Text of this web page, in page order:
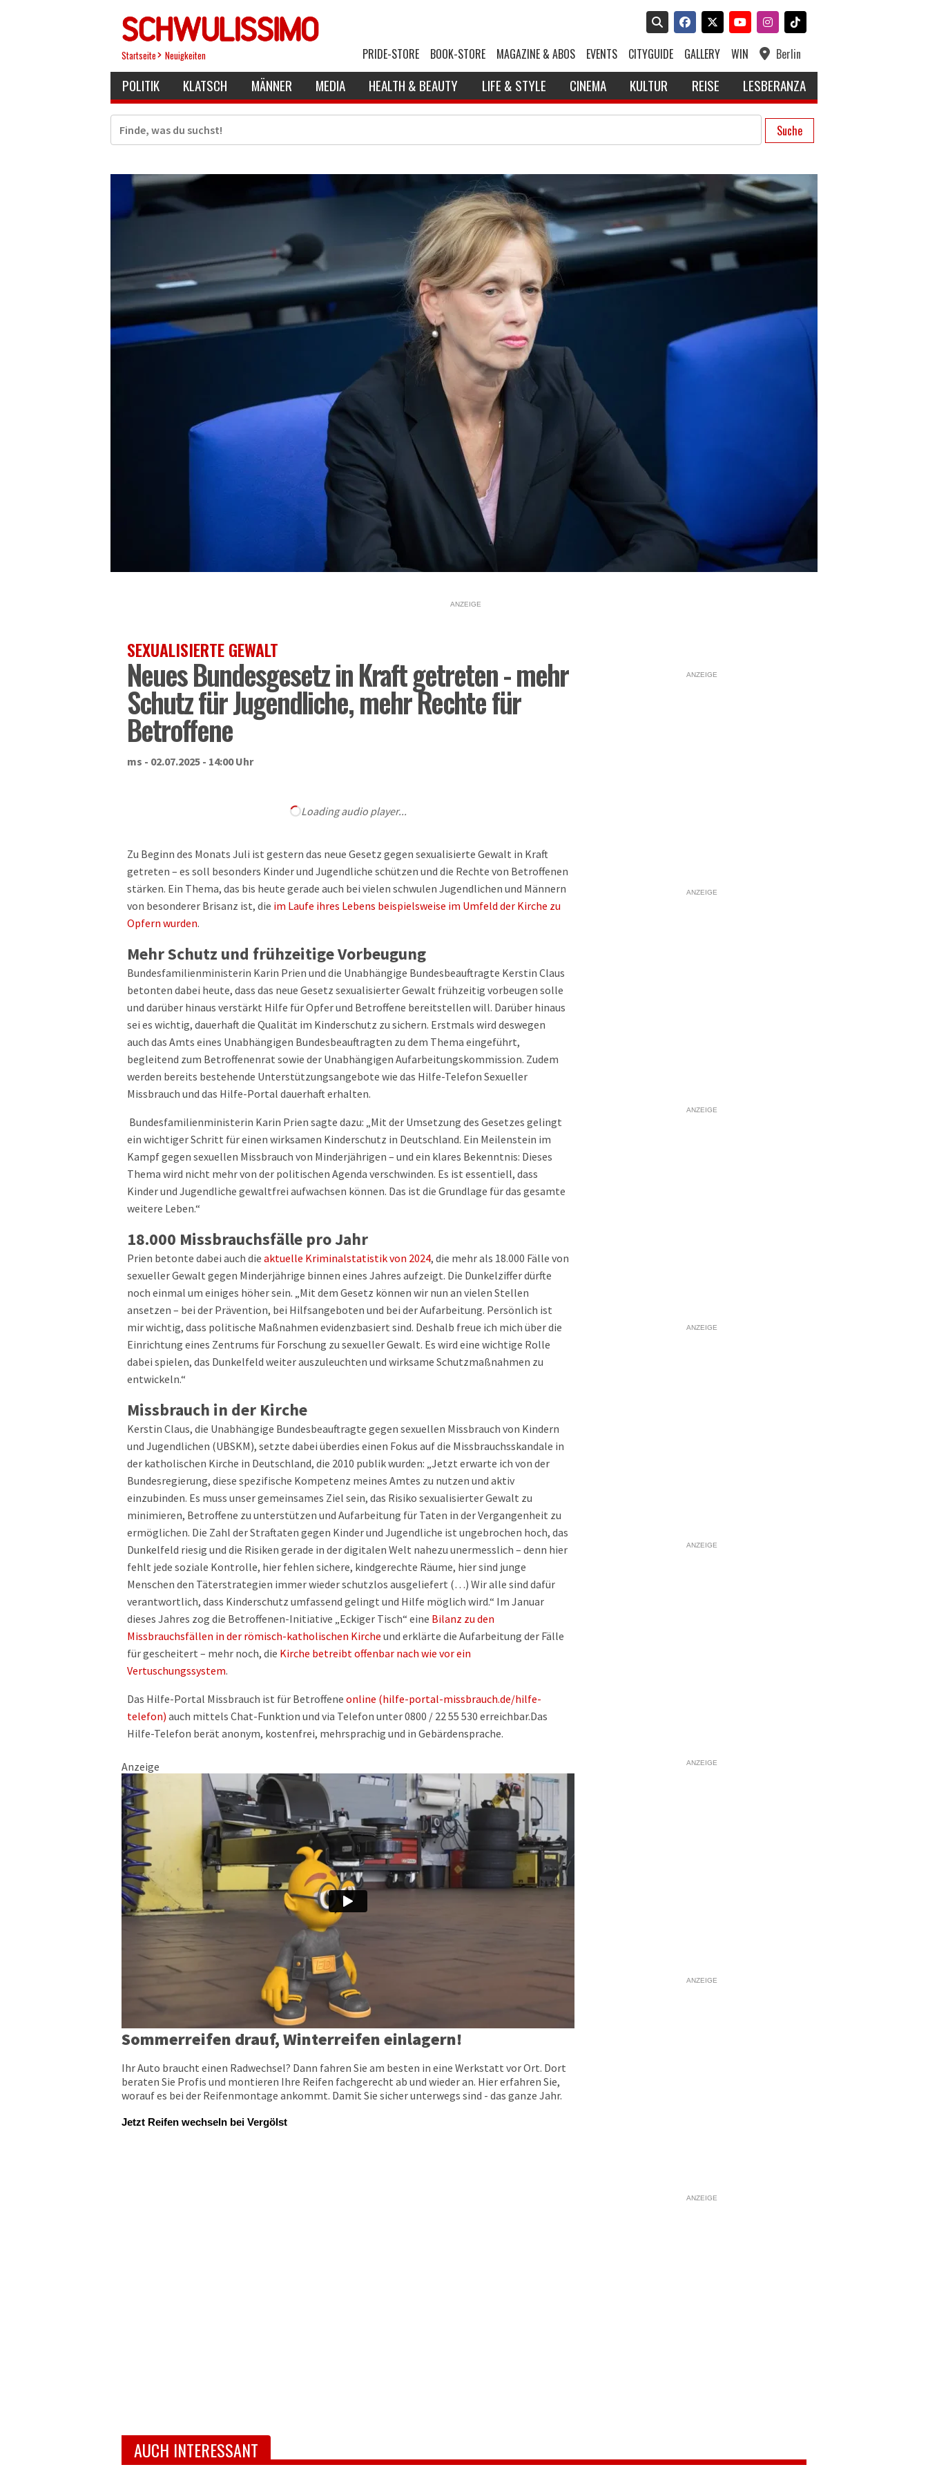
Startseite Neuigkeiten PRIDE-STORE BOOK-STORE MAGAZINE & ABOS EVENTS CITYGUIDE GALLERY WIN Berlin
POLITIK KLATSCH MÄNNER MEDIA HEALTH & BEAUTY LIFE & STYLE CINEMA KULTUR REISE LESBERANZA
Suche
ANZEIGE
SEXUALISIERTE GEWALT
Neues Bundesgesetz in Kraft getreten - mehr
Schutz für Jugendliche, mehr Rechte für
Betroffene
ms - 02.07.2025 - 14:00 Uhr
Loading audio player...
Zu Beginn des Monats Juli ist gestern das neue Gesetz gegen sexualisierte Gewalt in Kraft
getreten – es soll besonders Kinder und Jugendliche schützen und die Rechte von Betroffenen
stärken. Ein Thema, das bis heute gerade auch bei vielen schwulen Jugendlichen und Männern
von besonderer Brisanz ist, die im Laufe ihres Lebens beispielsweise im Umfeld der Kirche zu
Opfern wurden.
Mehr Schutz und frühzeitige Vorbeugung
Bundesfamilienministerin Karin Prien und die Unabhängige Bundesbeauftragte Kerstin Claus
betonten dabei heute, dass das neue Gesetz sexualisierter Gewalt frühzeitig vorbeugen solle
und darüber hinaus verstärkt Hilfe für Opfer und Betroffene bereitstellen will. Darüber hinaus
sei es wichtig, dauerhaft die Qualität im Kinderschutz zu sichern. Erstmals wird deswegen
auch das Amts eines Unabhängigen Bundesbeauftragten zu dem Thema eingeführt,
begleitend zum Betroffenenrat sowie der Unabhängigen Aufarbeitungskommission. Zudem
werden bereits bestehende Unterstützungsangebote wie das Hilfe-Telefon Sexueller
Missbrauch und das Hilfe-Portal dauerhaft erhalten.
Bundesfamilienministerin Karin Prien sagte dazu: „Mit der Umsetzung des Gesetzes gelingt
ein wichtiger Schritt für einen wirksamen Kinderschutz in Deutschland. Ein Meilenstein im
Kampf gegen sexuellen Missbrauch von Minderjährigen – und ein klares Bekenntnis: Dieses
Thema wird nicht mehr von der politischen Agenda verschwinden. Es ist essentiell, dass
Kinder und Jugendliche gewaltfrei aufwachsen können. Das ist die Grundlage für das gesamte
weitere Leben.“
18.000 Missbrauchsfälle pro Jahr
Prien betonte dabei auch die aktuelle Kriminalstatistik von 2024, die mehr als 18.000 Fälle von
sexueller Gewalt gegen Minderjährige binnen eines Jahres aufzeigt. Die Dunkelziffer dürfte
noch einmal um einiges höher sein. „Mit dem Gesetz können wir nun an vielen Stellen
ansetzen – bei der Prävention, bei Hilfsangeboten und bei der Aufarbeitung. Persönlich ist
mir wichtig, dass politische Maßnahmen evidenzbasiert sind. Deshalb freue ich mich über die
Einrichtung eines Zentrums für Forschung zu sexueller Gewalt. Es wird eine wichtige Rolle
dabei spielen, das Dunkelfeld weiter auszuleuchten und wirksame Schutzmaßnahmen zu
entwickeln.“
Missbrauch in der Kirche
Kerstin Claus, die Unabhängige Bundesbeauftragte gegen sexuellen Missbrauch von Kindern
und Jugendlichen (UBSKM), setzte dabei überdies einen Fokus auf die Missbrauchsskandale in
der katholischen Kirche in Deutschland, die 2010 publik wurden: „Jetzt erwarte ich von der
Bundesregierung, diese spezifische Kompetenz meines Amtes zu nutzen und aktiv
einzubinden. Es muss unser gemeinsames Ziel sein, das Risiko sexualisierter Gewalt zu
minimieren, Betroffene zu unterstützen und Aufarbeitung für Taten in der Vergangenheit zu
ermöglichen. Die Zahl der Straftaten gegen Kinder und Jugendliche ist ungebrochen hoch, das
Dunkelfeld riesig und die Risiken gerade in der digitalen Welt nahezu unermesslich – denn hier
fehlt jede soziale Kontrolle, hier fehlen sichere, kindgerechte Räume, hier sind junge
Menschen den Täterstrategien immer wieder schutzlos ausgeliefert (…) Wir alle sind dafür
verantwortlich, dass Kinderschutz umfassend gelingt und Hilfe möglich wird.“ Im Januar
dieses Jahres zog die Betroffenen-Initiative „Eckiger Tisch“ eine Bilanz zu den
Missbrauchsfällen in der römisch-katholischen Kirche und erklärte die Aufarbeitung der Fälle
für gescheitert – mehr noch, die Kirche betreibt offenbar nach wie vor ein
Vertuschungssystem.
Das Hilfe-Portal Missbrauch ist für Betroffene online (hilfe-portal-missbrauch.de/hilfe-
telefon) auch mittels Chat-Funktion und via Telefon unter 0800 / 22 55 530 erreichbar.Das
Hilfe-Telefon berät anonym, kostenfrei, mehrsprachig und in Gebärdensprache.
Anzeige
Sommerreifen drauf, Winterreifen einlagern!
Ihr Auto braucht einen Radwechsel? Dann fahren Sie am besten in eine Werkstatt vor Ort. Dort
beraten Sie Profis und montieren Ihre Reifen fachgerecht ab und wieder an. Hier erfahren Sie,
worauf es bei der Reifenmontage ankommt. Damit Sie sicher unterwegs sind - das ganze Jahr.
Jetzt Reifen wechseln bei Vergölst
ANZEIGE
ANZEIGE
ANZEIGE
ANZEIGE
ANZEIGE
ANZEIGE
ANZEIGE
ANZEIGE
AUCH INTERESSANT